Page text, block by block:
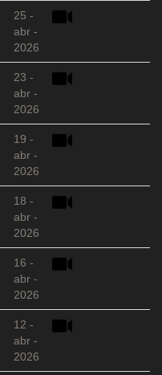
25 -
abr -
2026
23 -
abr -
2026
19 -
abr -
2026
18 -
abr -
2026
16 -
abr -
2026
12 -
abr -
2026